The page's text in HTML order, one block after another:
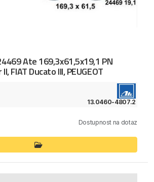
Ate 169,3x61,5x19,1 PN
FIAT Ducato III, PEUGEOT
13.0460-4807.2
Dostupnost na dotaz